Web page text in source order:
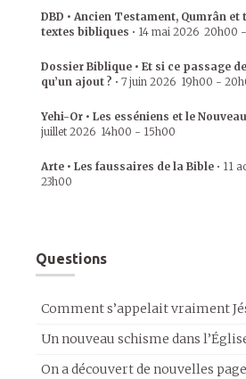
DBD • Ancien Testament, Qumrân
textes bibliques • 14 mai 2026 20h00 -
Dossier Biblique • Et si ce passage
qu’un ajout ? • 7 juin 2026 19h00 -
Yehi-Or • Les esséniens et le
juillet 2026 14h00 - 15h00
Arte • Les faussaires de la Bible • 11
23h00
Questions
Comment s’appelait vraiment
Un nouveau schisme dans
On a découvert de nouvelles